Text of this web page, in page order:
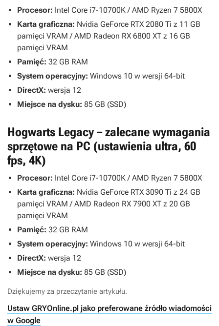
Procesor: Intel Core i7-10700K / AMD Ryzen 7 5800X
Karta graficzna: Nvidia GeForce RTX 2080 Ti z 11 GB
pamięci VRAM / AMD Radeon RX 6800 XT z 16 GB
pamięci VRAM
Pamięć: 32 GB RAM
System operacyjny: Windows 10 w wersji 64-bit
DirectX: wersja 12
Miejsce na dysku: 85 GB (SSD)
Hogwarts Legacy – zalecane wymagania
sprzętowe na PC (ustawienia ultra, 60
fps, 4K)
Procesor: Intel Core i7-10700K / AMD Ryzen 7 5800X
Karta graficzna: Nvidia GeForce RTX 3090 Ti z 24 GB
pamięci VRAM / AMD Radeon RX 7900 XT z 20 GB
pamięci VRAM
Pamięć: 32 GB RAM
System operacyjny: Windows 10 w wersji 64-bit
DirectX: wersja 12
Miejsce na dysku: 85 GB (SSD)
Dziękujemy za przeczytanie artykułu.
Ustaw GRYOnline.pl jako preferowane źródło wiadomości
w Google